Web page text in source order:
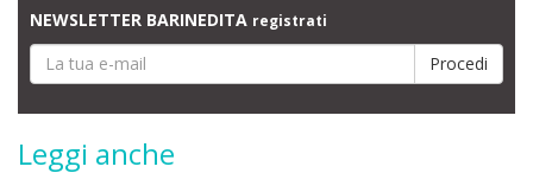
NEWSLETTER BARINEDITA registrati
Leggi anche